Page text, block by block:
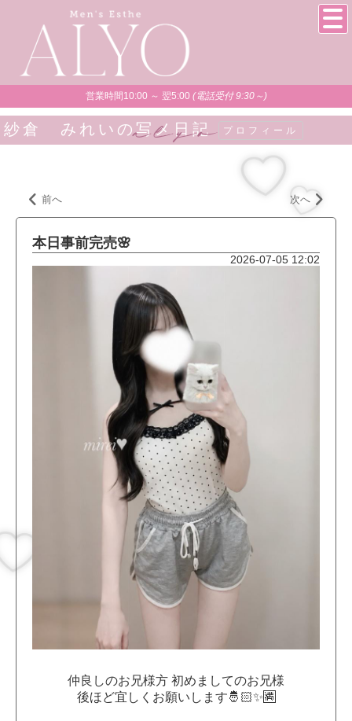
営業時間10:00 ～ 翌5:00 (電話受付 9:30～)
紗倉 みれいの写メ日記 プロフィール
前へ 次へ
本日事前完売🌸
2026-07-05 12:02
仲良しのお兄様方 初めましてのお兄様
後ほど宜しくお願いします🤴🏻✨🈵